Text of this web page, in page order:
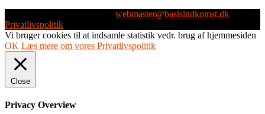
webmaster@basisindkomst.dk
Privatlivspolitik
Vi bruger cookies til at indsamle statistik vedr. brug af hjemmesiden
OK Læs mere om vores Privatlivspolitik
Close
Privacy Overview